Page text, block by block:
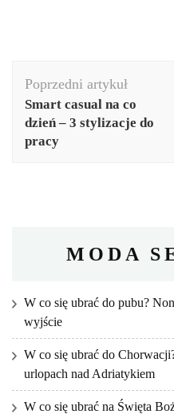
wpisu
Poprzedni artykuł
Smart casual na co
dzień – 3 stylizacje do
pracy
MODA
W co się ubrać do pubu?
wyjście
W co się ubrać do
urlopach nad Adriatykiem
W co się ubrać na Święta